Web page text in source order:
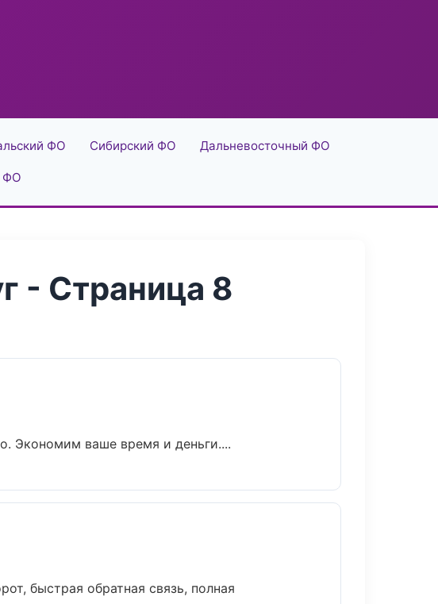
ФО Сибирский ФО Дальневосточный ФО
ФО
- Страница 8
Экономим ваше время и деньги....
быстрая обратная связь, полная